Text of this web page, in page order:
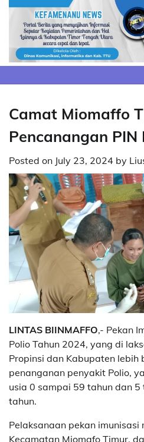
Skip
content
Camat Miomaffo
Pencanangan PIN
Posted on July 23, 2024 by
LINTAS BIINMAFFO,- Pekan
Polio Tahun 2024, yang di
Propinsi dan Kabupaten lebih
penanganan penyakit Polio,
usia 0 sampai 59 tahun dan
tahun.
Pelaksanaan pekan imunisasi
Kecamatan Miomafo Timur,